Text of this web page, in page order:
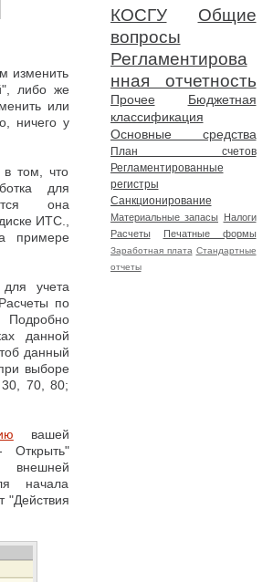
изменить
либо же
или
ничего у
в том, что
для
она
ИТС.,
примере
учета
по
данной
данный
выборе
70, 80;
вашей
внешней
начала
"Действия
КОСГУ
Общие
вопросы
Регламентирова
нная отчетность
Прочее
Бюджетная
классификация
Основные средства
План счетов
Регламентированные
регистры
Санкционирование
Материальные запасы Налоги
Расчеты
Печатные формы
Заработная плата Стандартные
отчеты